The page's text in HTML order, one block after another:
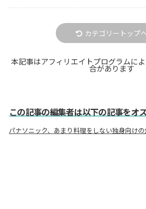
カテゴリートップ
本記事はアフィリエイトプログラムに
合があります
この記事の編集者は以下の記事をオ
パナソニック、あまり料理をしない独身向けの